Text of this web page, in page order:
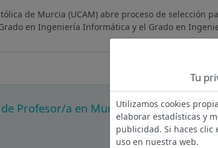
de Murcia (UCAM) abre proceso de selección
en Ingeniería Informática y el Grado en
Profesor/a en Murcia
Ver más ofertas
Tu
Utilizamos cookies
elaborar estadísticas y
publicidad. Si haces clic
uso en nuestra web.